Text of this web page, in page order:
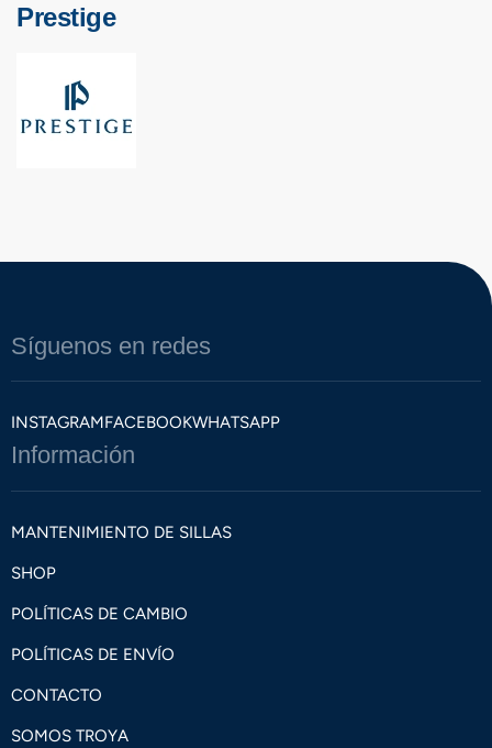
Prestige
Síguenos en redes
INSTAGRAMFACEBOOKWHATSAPP
Información
MANTENIMIENTO DE SILLAS
SHOP
POLÍTICAS DE CAMBIO
POLÍTICAS DE ENVÍO
CONTACTO
SOMOS TROYA